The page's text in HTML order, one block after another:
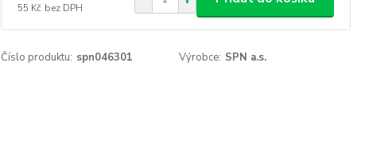
55 Kč bez DPH
Číslo produktu: spn046301 Výrobce: SPN a.s.